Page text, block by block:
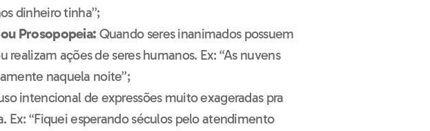
dinheiro tinha”;
Prosopopeia: Quando seres inanimados possuem
realizam ações de seres humanos. Ex: “As nuvens
naquela noite”;
intencional de expressões muito exageradas pra
Ex: “Fiquei esperando séculos pelo atendimento